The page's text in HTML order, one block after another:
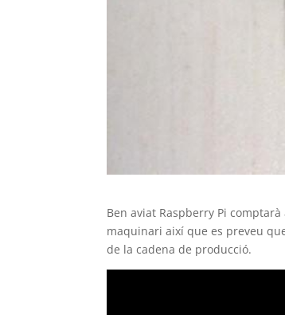
Ben aviat Raspberry Pi
maquinari així que es preveu
de la cadena de producció.